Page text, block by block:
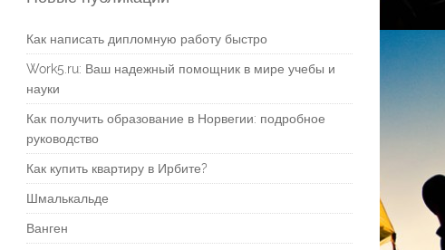
Как написать дипломную работу быстро
Work5.ru: Ваш надежный помощник в мире учебы и
науки
Как получить образование в Норвегии: подробное
руководство
Как купить квартиру в Ирбите?
Шмалькальде
Ванген